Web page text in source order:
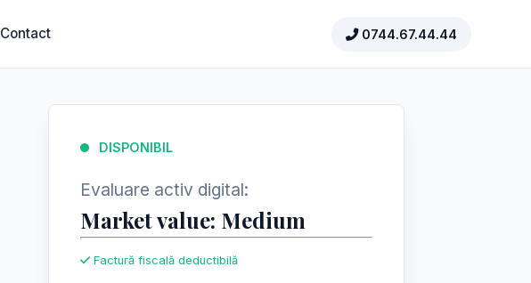
Contact 0744.67.44.44
DISPONIBIL
Evaluare activ digital:
Market value: Medium
Factură fiscală deductibilă